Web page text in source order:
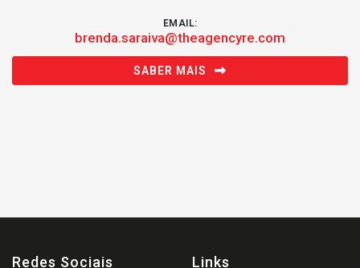
EMAIL:
brenda.saraiva@theagencyre.com
SABER MAIS
Redes Sociais Links